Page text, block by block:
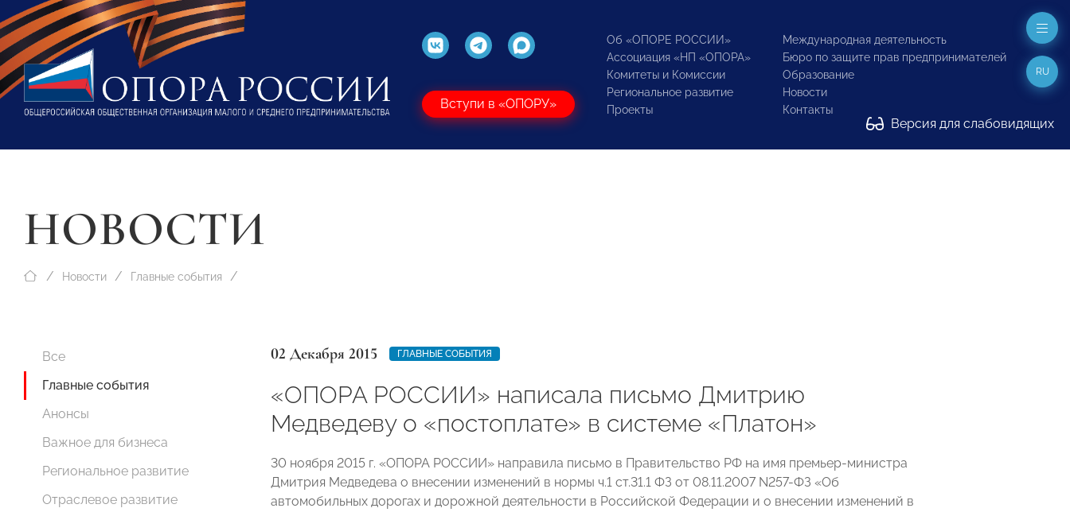
Вступи в «ОПОРУ»
Об «ОПОРЕ РОССИИ»
Ассоциация «НП «ОПОРА»
Комитеты и Комиссии
Региональное развитие
Проекты
Международная деятельность
Бюро по защите прав предпринимателей
Образование
Новости
Контакты
Версия для слабовидящих
RU
НОВОСТИ
Новости Главные события
Все
Главные события
Анонсы
Важное для бизнеса
Региональное развитие
Отраслевое развитие
02 Декабря 2015 ГЛАВНЫЕ СОБЫТИЯ
«ОПОРА РОССИИ» написала письмо Дмитрию
Медведеву о «постоплате» в системе «Платон»
30 ноября 2015 г. «ОПОРА РОССИИ» направила письмо в Правительство РФ на имя премьер-министра
Дмитрия Медведева о внесении изменений в нормы ч.1 ст.31.1 ФЗ от 08.11.2007 N257-ФЗ «Об
автомобильных дорогах и дорожной деятельности в Российской Федерации и о внесении изменений в